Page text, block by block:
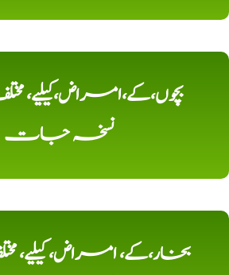
بچوں،کے،امراض،کیلیے،
نسخہ جات
بخار،کے، امراض، کیلیے،